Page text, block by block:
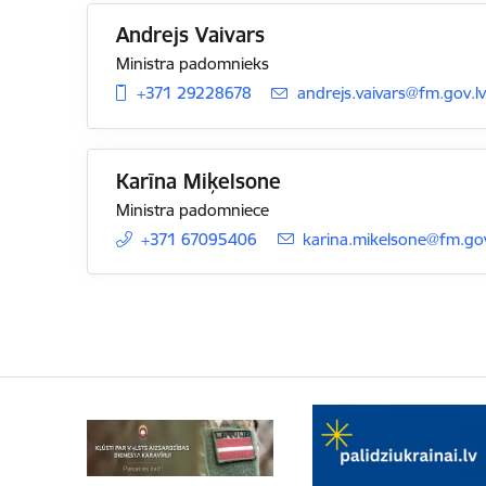
Andrejs Vaivars
Ministra padomnieks
+371 29228678
E-pasts:
andrejs.vaivars@fm.gov.lv
Karīna Miķelsone
Ministra padomniece
+371 67095406
E-pasts: